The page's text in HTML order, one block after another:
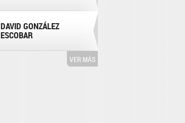
DAVID GONZÁLEZ
ESCOBAR
VER MÁS